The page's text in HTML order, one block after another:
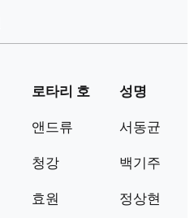
로타리 호 성명
앤드류 서동균
청강 백기주
효원 정상현